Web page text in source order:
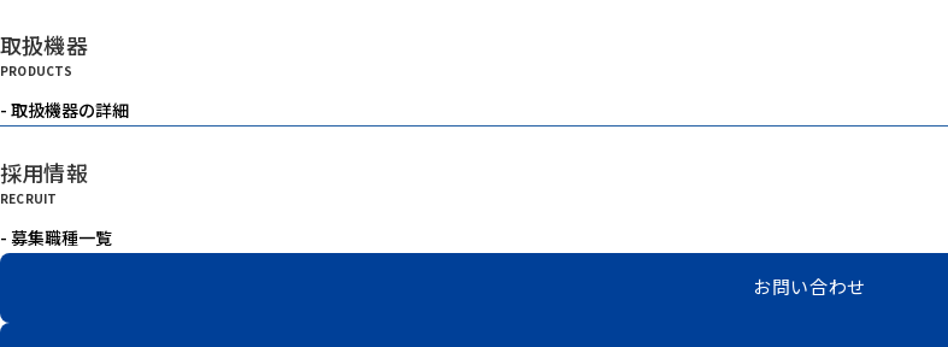
取扱機器
PRODUCTS
- 取扱機器の詳細
採用情報
RECRUIT
- 募集職種一覧
お問い合わせ